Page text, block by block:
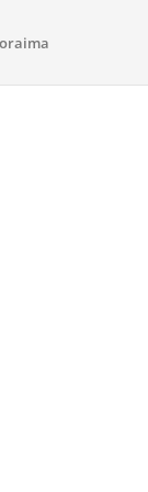
e todo o estado